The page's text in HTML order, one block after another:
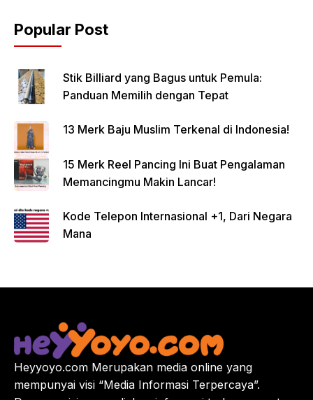
Popular Post
Stik Billiard yang Bagus untuk Pemula:
Panduan Memilih dengan Tepat
13 Merk Baju Muslim Terkenal di Indonesia!
15 Merk Reel Pancing Ini Buat Pengalaman
Memancingmu Makin Lancar!
Kode Telepon Internasional +1, Dari Negara
Mana
Heyyoyo.com Merupakan media online yang
mempunyai visi “Media Informasi Terpercaya”.